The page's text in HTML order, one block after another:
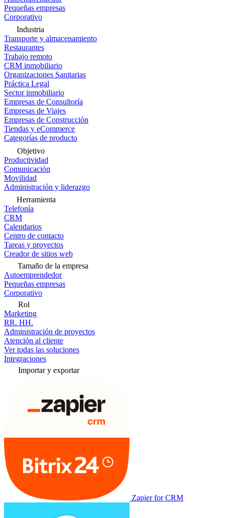
Pequeñas empresas
Corporativo
Industria
Transporte y almacenamiento
Restaurantes
Trabajo remoto
CRM inmobiliario
Organizaciones Sanitarias
Práctica Legal
Sector inmobiliario
Empresas de Consultoría
Empresas de Viajes
Empresas de Construcción
Tiendas y eCommerce
Categorías de producto
Objetivo
Productividad
Comunicación
Movilidad
Administración y liderazgo
Herramienta
Telefonía
CRM
Calendarios
Centro de contacto
Tareas y proyectos
Creador de sitios web
Tamaño de la empresa
Autoemprendedor
Pequeñas empresas
Corporativo
Rol
Marketing
RR. HH.
Administración de proyectos
Atención al cliente
Ver todas las soluciones
Integraciones
Importar y exportar
Zapier for CRM